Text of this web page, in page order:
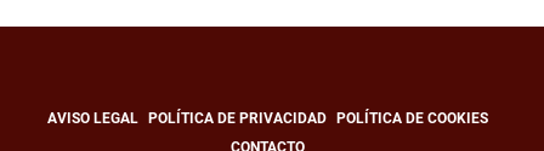
AVISO LEGAL POLÍTICA DE PRIVACIDAD
POLÍTICA DE COOKIES
CONTACTO